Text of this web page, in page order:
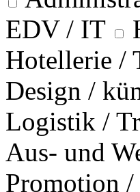
EDV / IT
Hotellerie /
Design /
Logistik /
Aus- und
Promotion /